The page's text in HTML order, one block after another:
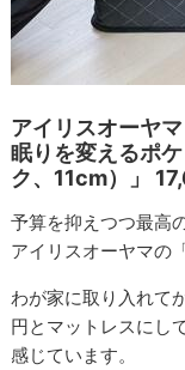
アイリスオーヤ
眠りを変えるポ
ク、11cm）」
予算を抑えつつ最高
アイリスオーヤマの
わが家に取り入れて
円とマットレスにし
感じています。